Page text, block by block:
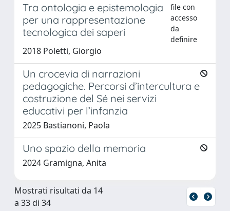
Tra ontologia e epistemologia
per una rappresentazione
tecnologica dei saperi
file con
accesso
da
definire
2018 Poletti, Giorgio
Un crocevia di narrazioni
pedagogiche. Percorsi d’intercultura e
costruzione del Sé nei servizi
educativi per l’infanzia
2025 Bastianoni, Paola
Uno spazio della memoria
2024 Gramigna, Anita
Mostrati risultati da 14
a 33 di 34